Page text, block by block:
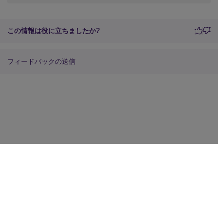
この情報は役に立ちましたか?
フィードバックの送信